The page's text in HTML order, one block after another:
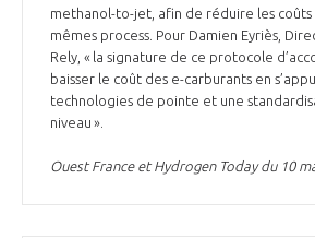
STARTAIR
COMMISSIONS ET COMITÉS
UN ÉCOSYSTÈME INTÉGRÉ ET COHÉRENT
POURQUOI DEVENIR MEMBRE ?
LA MÉDIATION DANS LA FILIÈRE
LE MÉDIATEUR DE LA FILIÈRE AÉRONAUTIQUE
MÉDIATION ET CHARTE D’ENGAGEMENT SUR
LE SALON DU BOURGET
L'OBSERVATOIRE
CHIFFRES CLÉS
methanol-to-jet, afin de réduire les
mêmes process. Pour Damien Eyriès,
Rely, « la signature de ce protocole
baisser le coût des e-carburants en
technologies de pointe et une
niveau ».
Ouest France et Hydrogen Today du 10
Découvrez les avantages
Rencontres, salons, données
programmes ...